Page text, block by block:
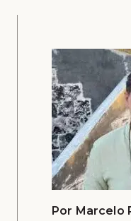
Por Marcelo